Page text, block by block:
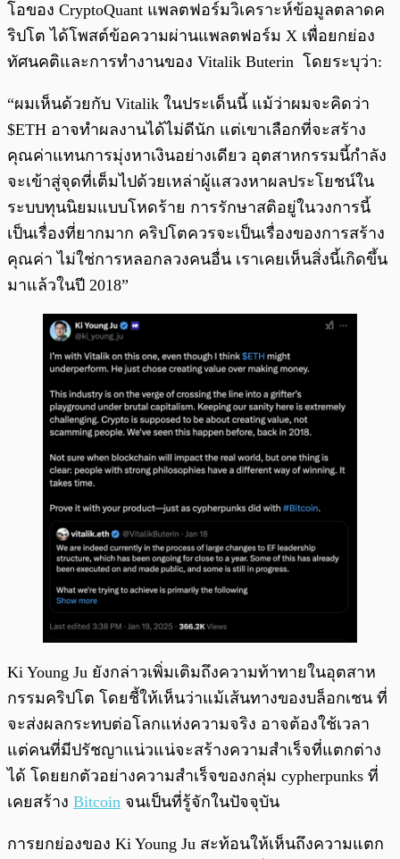
โอของ CryptoQuant แพลตฟอร์มวิเคราะห์ข้อมูลตลาดค
ริปโต ได้โพสต์ข้อความผ่านแพลตฟอร์ม X เพื่อยกย่อง
ทัศนคติและการทำงานของ Vitalik Buterin โดยระบุว่า:
“ผมเห็นด้วยกับ Vitalik ในประเด็นนี้ แม้ว่าผมจะคิดว่า
$ETH อาจทำผลงานได้ไม่ดีนัก แต่เขาเลือกที่จะสร้าง
คุณค่าแทนการมุ่งหาเงินอย่างเดียว อุตสาหกรรมนี้กำลัง
จะเข้าสู่จุดที่เต็มไปด้วยเหล่าผู้แสวงหาผลประโยชน์ใน
ระบบทุนนิยมแบบโหดร้าย การรักษาสติอยู่ในวงการนี้
เป็นเรื่องที่ยากมาก คริปโตควรจะเป็นเรื่องของการสร้าง
คุณค่า ไม่ใช่การหลอกลวงคนอื่น เราเคยเห็นสิ่งนี้เกิดขึ้น
มาแล้วในปี 2018”
Ki Young Ju ยังกล่าวเพิ่มเติมถึงความท้าทายในอุตสาห
กรรมคริปโต โดยชี้ให้เห็นว่าแม้เส้นทางของบล็อกเชน ที่
จะส่งผลกระทบต่อโลกแห่งความจริง อาจต้องใช้เวลา
แต่คนที่มีปรัชญาแน่วแน่จะสร้างความสำเร็จที่แตกต่าง
ได้ โดยยกตัวอย่างความสำเร็จของกลุ่ม cypherpunks ที่
เคยสร้าง Bitcoin จนเป็นที่รู้จักในปัจจุบัน
การยกย่องของ Ki Young Ju สะท้อนให้เห็นถึงความแตก